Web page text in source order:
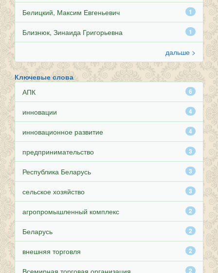
1
Белицкий, Максим Евгеньевич
1
Близнюк, Зинаида Григорьевна
дальше >
Ключевые слова
6
АПК
4
инновации
4
инновационное развитие
3
предпринимательство
3
Республика Беларусь
3
сельское хозяйство
2
агропромышленный комплекс
2
Беларусь
2
внешняя торговля
2